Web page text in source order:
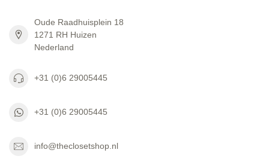
Oude Raadhuisplein 18
1271 RH Huizen
Nederland
+31 (0)6 29005445
+31 (0)6 29005445
info@theclosetshop.nl